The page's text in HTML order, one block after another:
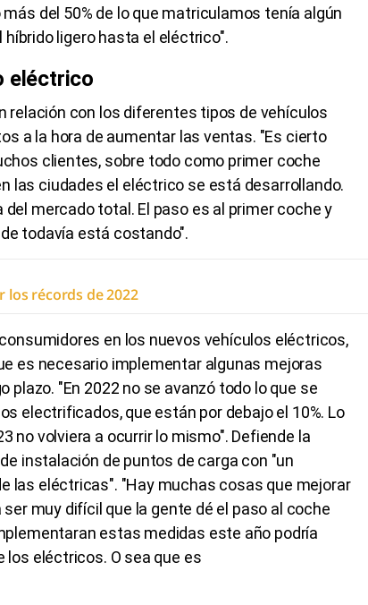
del 50% de lo que matriculamos tenía algún
ligero hasta el eléctrico".
eléctrico
relación con los diferentes tipos de vehículos
a la hora de aumentar las ventas. "Es cierto
clientes, sobre todo como primer coche
las ciudades el eléctrico se está desarrollando.
mercado total. El paso es al primer coche y
todavía está costando".
los récords de 2022
en los nuevos vehículos eléctricos,
es necesario implementar algunas mejoras
plazo. "En 2022 no se avanzó todo lo que se
electrificados, que están por debajo el 10%. Lo
no volviera a ocurrir lo mismo". Defiende la
instalación de puntos de carga con "un
las eléctricas". "Hay muchas cosas que mejorar
muy difícil que la gente dé el paso al coche
estas medidas este año podría
los eléctricos. O sea que es